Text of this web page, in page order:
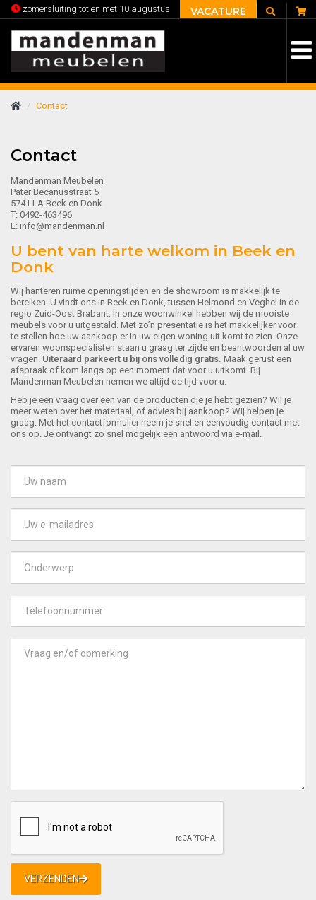
zomersluiting tot en met 10 augustus VACATURE
Contact
Contact
Mandenman Meubelen
Pater Becanusstraat 5
5741 LA Beek en Donk
T: 0492-463496
E: info@mandenman.nl
U bent van harte welkom in Beek en
Donk
Wij hanteren ruime openingstijden en de showroom is makkelijk te
bereiken. U vindt ons in Beek en Donk, tussen Helmond en Veghel in de
regio Zuid-Oost Brabant. In onze woonwinkel hebben wij de mooiste
meubels voor u uitgestald. Met zo’n presentatie is het makkelijker voor
te stellen hoe uw aankoop er in uw eigen woning uit komt te zien. Onze
ervaren woonspecialisten staan u graag ter zijde en beantwoorden al uw
vragen. Uiteraard parkeert u bij ons volledig gratis. Maak gerust een
afspraak of kom langs op een moment dat voor u uitkomt. Bij
Mandenman Meubelen nemen we altijd de tijd voor u.
Heb je een vraag over een van de producten die je hebt gezien? Wil je
meer weten over het materiaal, of advies bij aankoop? Wij helpen je
graag. Met het contactformulier neem je snel en eenvoudig contact met
ons op. Je ontvangt zo snel mogelijk een antwoord via e-mail.
VERZENDEN